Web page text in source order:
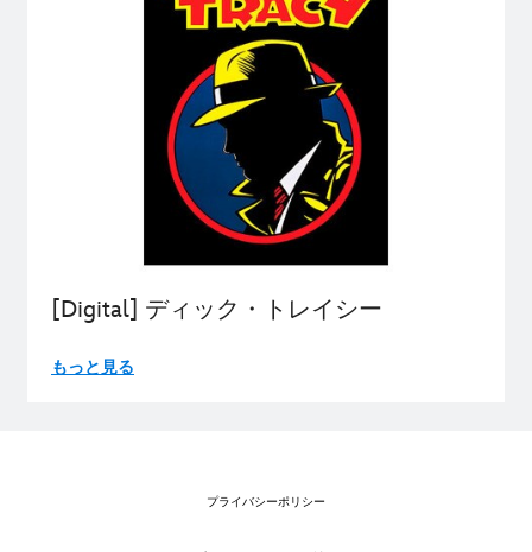
[Digital] ディック・トレイシー
もっと見る
プライバシーポリシー